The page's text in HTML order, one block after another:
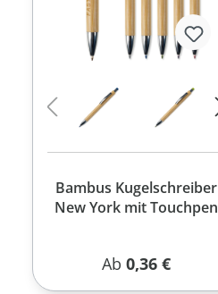
Bambus Kugelschreiber
New York mit Touchpen
Regulärer Preis:
Ab0,36 €